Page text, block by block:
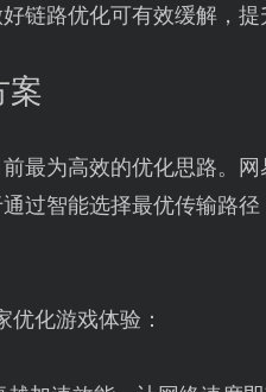
链路优化可有效缓解，提
案
最为高效的优化思路。网
过智能选择最优传输路
化游戏体验：